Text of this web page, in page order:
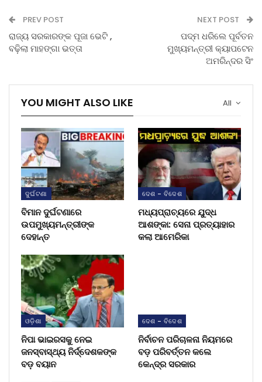
PREV POST
ରାଜ୍ୟ ସରକାରଙ୍କ ପୂଜା ଭେଟି ,
ବଢ଼ିଲା ମାହଙ୍ଗା ଭତ୍ତା
NEXT POST
ପଦ୍ମ ଧରିଲେ ପୂର୍ବତନ
ମୁଖ୍ୟମନ୍ତ୍ରୀ କ୍ୟାପଟେନ
ଅମରିନ୍ଦର ସିଂ
All
YOU MIGHT ALSO LIKE
ଦୁର୍ଘଟଣା
ବିମାନ ଦୁର୍ଘଟଣାରେ
ଉପମୁଖ୍ୟମନ୍ତ୍ରୀଙ୍କ
ଦେହାନ୍ତ
ଦେଶ - ବିଦେଶ
ମଧ୍ୟପ୍ରାଚ୍ୟରେ ଯୁଦ୍ଧ
ଆଶଙ୍କା: ସେନା ପ୍ରତ୍ୟାହାର
କଲା ଆମେରିକା
ଓଡ଼ିଶା
ନିପା ଭାଇରସକୁ ନେଇ
ଜନସ୍ବାସ୍ଥ୍ୟ ନିର୍ଦ୍ଦେଶକଙ୍କ
ବଡ଼ ବୟାନ
ଦେଶ - ବିଦେଶ
ନିର୍ବାଚନ ପରିଚାଳନା ନିୟମରେ
ବଡ଼ ପରିବର୍ତ୍ତନ କଲେ
କେନ୍ଦ୍ର ସରକାର